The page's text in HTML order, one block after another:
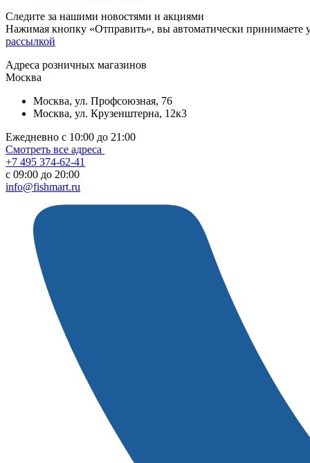
Следите за нашими новостями и акциями
Нажимая кнопку «Отправить», вы автоматически принимаете
рассылкой
Aдреса розничных магазинов
Москва
Москва, ул. Профсоюзная, 76
Москва, ул. Крузенштерна, 12к3
Ежедневно с 10:00 до 21:00
Смотреть все адреса
+7 495 374-62-41
c 09:00 до 20:00
info@fishmart.ru